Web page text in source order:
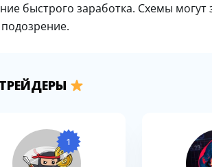
быстрого заработка. Схемы
1